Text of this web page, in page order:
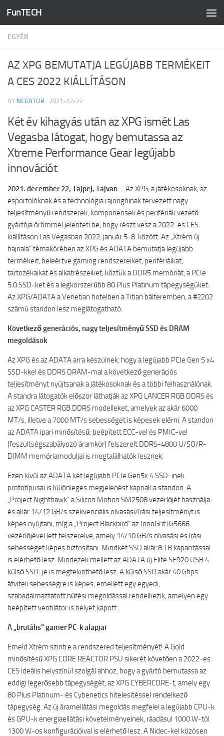
Skip to content
FunTECH
EGYÉB
AZ XPG BEMUTATJA LEGÚJABB TERMÉKEIT
A CES 2022 KIÁLLÍTÁSON
BY NEGATOR · 2021-12-22
Két év kihagyás után az XPG ismét Las
Vegasba látogat, hogy bemutassa az
Xtreme Performance Gear legújabb
innovációt
2021. december 22, Tajpej, Tajvan – Az XPG, a játékosoknak, az
esportolóknak és a technológia rajongóinak tervezett nagy
teljesítményű rendszerek, komponensek és perifériák vezető
gyártója örömmel jelenteti be, hogy részt vesz a 2022-es CES
kiállításon Las Vegasban 2022. január 5-8. között. Az „Xtrém új
hajnala” témakörében az XPG és ADATA bemutatja legújabb
termékeit, beleértve gaming rendszereiket, perifériáikat,
tartozékaikat és alkatrészeiket, köztük a DDR5 memóriát, a PCIe
5.0 SSD-ket és a legkorszerűbb 80 Plus Platinum tápegységüket.
Az XPG/ADATA a Venetian hotelben a Titian bálteremben, a #2202
számú standon lesz meglátogatható.
Következő generációs, nagy teljesítményű SSD és DRAM
megoldások
Az XPG és az ADATA arra készülnek, hogy a legújabb PCIe Gen 5 x4
SSD-kkel és DDR5 DRAM-mal a következő generációs
teljesítményt nyújtsanak a játékosoknak és a többi felhasználónak.
A standra látogatók először láthatják az XPG LANCER RGB DDR5 és
az XPG CASTER RGB DDR5 modelleket, amelyek az akár 6000
MT/s, illetve a 7000 MT/s sebességet is képesek elérni. A standon
az ADATA ipari minősítésű, beépített ECC-vel és PMIC-vel
(feszültségszabályozó áramkör) felszerelt DDR5-4800 U/SO/R-
DIMM memóriamoduljai is megtalálhatók lesznek.
Ezen kívül az ADATA két legújabb PCIe Gen5x 4 SSD-inek
prototípusai is különleges megjelenést kapnak a standon. A
„Project Nighthawk” a Silicon Motion SM2508 vezérlőjét használja
és akár 14/12 GB/s szekvenciális olvasási/írási teljesítményt is
képes nyújtani, míg a „Project Blackbird” az InnoGrit IG5666
vezérlőjével lett felszerelve, amely 14/10 GB/s olvasási és írási
sebességet képes biztosítani. Mindkét SSD akár 8 TB kapacitással
is elérhető lesz. Mindezek mellett az ADATA új Elite SE920 USB 4
külső SSD-je is megtekinthető lesz. A külső SSD akár 40 Gbps
átviteli sebességre is képes, emellett egy egyedi,
szabadalmaztatott hűtési megoldással rendelkezik, amelyen egy
beépített ventilátor is helyet kapott.
A „brutális” gamer PC-k alapjai
Emeld Xtrém szintre a rendszered teljesítményét! A Gold
minősítésű XPG CORE REACTOR PSU sikerét követően a 2022-es
CES ideális helyszínül szolgál ahhoz, hogy a gyártó bemutassa az
eddigi legerősebb tápegységét, az XPG CYBERCORE-t, amely egy
80 Plus Platinum- és Cybenetics hitelesítéssel rendelkező
tápegység. Az új áramellátási megoldás megfelel a legújabb CPU-k
és GPU-k energiaellátási követelményeinek, ráadásul 1000 W-tól
1300 W-os konfigurációival is elérhető lesz. A Nidec-kel közösen